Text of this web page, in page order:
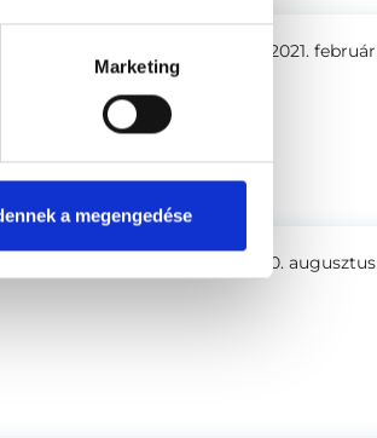
Marketing
a megengedése
2021. február
2020. augusztus